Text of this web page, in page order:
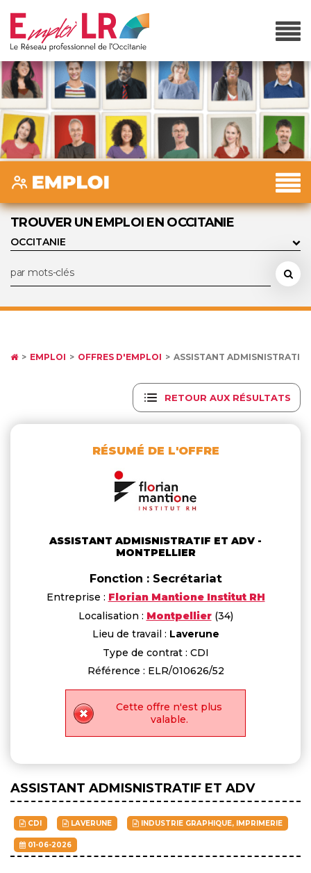
TROUVER UN EMPLOI EN OCCITANIE
EMPLOI OFFRES D'EMPLOI ASSISTANT ADMISNISTRATIF
RETOUR AUX RÉSULTATS
RÉSUMÉ DE L'OFFRE
ASSISTANT ADMISNISTRATIF ET ADV -
MONTPELLIER
Fonction : Secrétariat
Entreprise : Florian Mantione Institut RH
Localisation : Montpellier(34)
Lieu de travail : Laverune
Type de contrat : CDI
Référence : ELR/010626/52
Cette offre n'est plus
valable.
ASSISTANT ADMISNISTRATIF ET ADV
CDI LAVERUNE INDUSTRIE GRAPHIQUE, IMPRIMERIE
01-06-2026